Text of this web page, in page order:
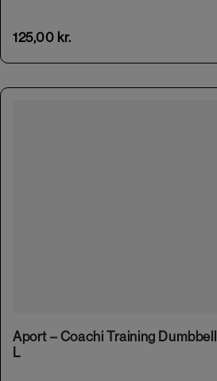
125,00 kr.
Aport – Coachi Training Dumbbell
L